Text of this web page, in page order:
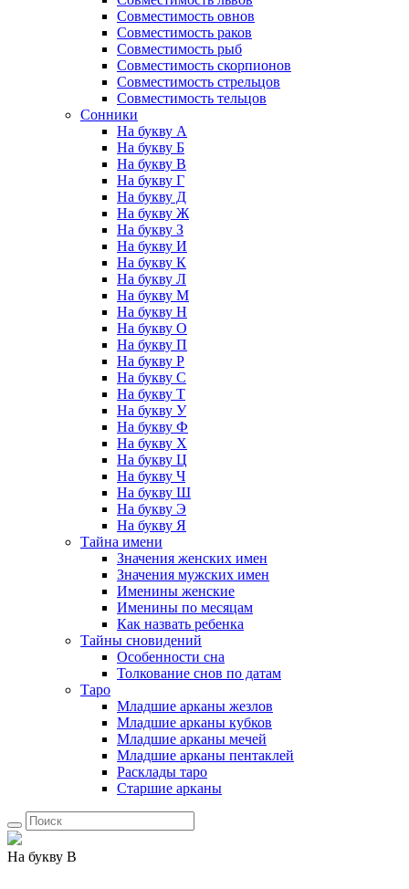
Совместимость овнов
Совместимость раков
Совместимость рыб
Совместимость скорпионов
Совместимость стрельцов
Совместимость тельцов
Сонники
На букву А
На букву Б
На букву В
На букву Г
На букву Д
На букву Ж
На букву З
На букву И
На букву К
На букву Л
На букву М
На букву Н
На букву О
На букву П
На букву Р
На букву С
На букву Т
На букву У
На букву Ф
На букву Х
На букву Ц
На букву Ч
На букву Ш
На букву Э
На букву Я
Тайна имени
Значения женских имен
Значения мужских имен
Именины женские
Именины по месяцам
Как назвать ребенка
Тайны сновидений
Особенности сна
Толкование снов по датам
Таро
Младшие арканы жезлов
Младшие арканы кубков
Младшие арканы мечей
Младшие арканы пентаклей
Расклады таро
Старшие арканы
На букву В